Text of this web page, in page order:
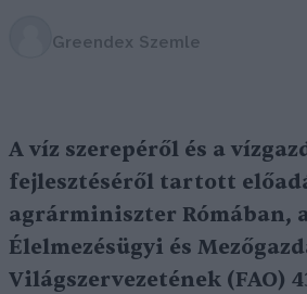
Greendex Szemle
A víz szerepéről és a
fejlesztéséről tartott
agrárminiszter Rómában,
Élelmezésügyi és
Világszervezetének (FAO)